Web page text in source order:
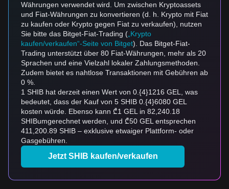
Währungen verwendet wird. Um zwischen Kryptoassets
und Fiat-Währungen zu konvertieren (d. h. Krypto mit Fiat
zu kaufen oder Krypto gegen Fiat zu verkaufen), nutzen
Sie bitte das Bitget-Fiat-Trading ( „Krypto
kaufen/verkaufen“-Seite von Bitget). Das Bitget-Fiat-
Trading unterstützt über 80 Fiat-Währungen, mehr als 20
Sprachen und eine Vielzahl lokaler Zahlungsmethoden.
Zudem bietet es nahtlose Transaktionen mit Gebühren ab
0 %.
1 SHIB hat derzeit einen Wert von 0.{4}1216 GEL, was
bedeutet, dass der Kauf von 5 SHIB 0.{4}6080 GEL
kosten würde. Ebenso kann ₾1 GEL in 82,240.18
SHIBumgerechnet werden, und ₾50 GEL entsprechen
411,200.89 SHIB – exklusive etwaiger Plattform- oder
Gasgebühren.
Jetzt SHIB kaufen/verkaufen